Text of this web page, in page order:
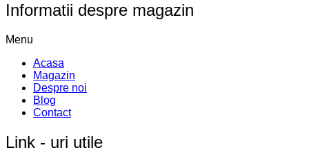
Informatii despre magazin
Menu
Acasa
Magazin
Despre noi
Blog
Contact
Link - uri utile